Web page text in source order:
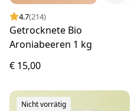
4.7(214)
Getrocknete Bio
Aroniabeeren 1 kg
€ 15,00
Nicht vorrätig